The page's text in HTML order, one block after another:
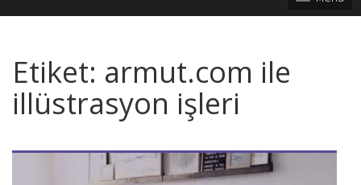
Etiket: armut.com ile
illüstrasyon işleri